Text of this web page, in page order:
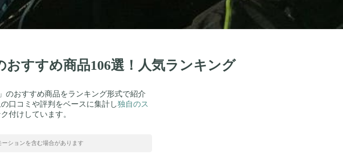
おすすめ商品106選！人気ランキング
のおすすめ商品をランキング形式で紹介
口コミや評判をベースに集計し独自のス
付けしています。
ションを含む場合があります